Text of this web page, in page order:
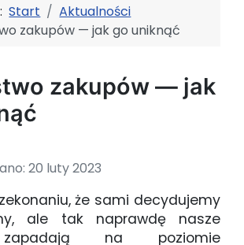
Start
Aktualności
zakupów — jak go uniknąć
zakupów — jak
20 luty 2023
że sami decydujemy
ale tak naprawdę nasze
na poziomie